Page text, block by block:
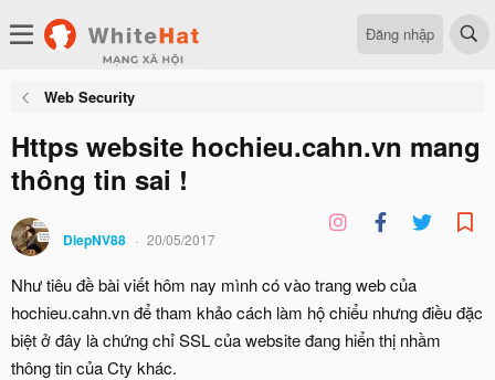
Đăng nhập
Web Security
Https website hochieu.cahn.vn mang
thông tin sai !
DiepNV88 20/05/2017
Như tiêu đề bài viết hôm nay mình có vào trang web của
hochieu.cahn.vn để tham khảo cách làm hộ chiểu nhưng điều đặc
biệt ở đây là chứng chỉ SSL của website đang hiển thị nhầm
thông tin của Cty khác.